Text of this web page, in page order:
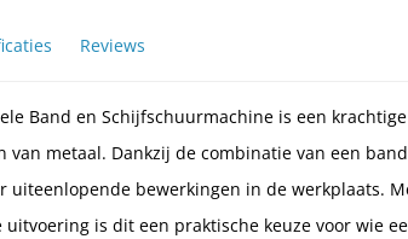
Reviews
Band en Schijfschuurmachine is een
van metaal. Dankzij de combinatie van een
uiteenlopende bewerkingen in de werkplaats.
is dit een praktische keuze voor wie